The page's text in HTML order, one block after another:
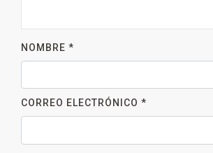
NOMBRE *
CORREO ELECTRÓNICO *